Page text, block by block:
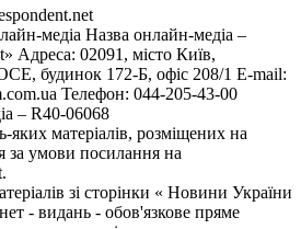
медіа Назва онлайн-медіа –
Адреса: 02091, місто Київ,
будинок 172-Б, офіс 208/1 E-mail:
Телефон: 044-205-43-00
– R40-06068
яких матеріалів, розміщених на
за умови посилання на
зі сторінки « Новини України
- видань - обов'язкове пряме